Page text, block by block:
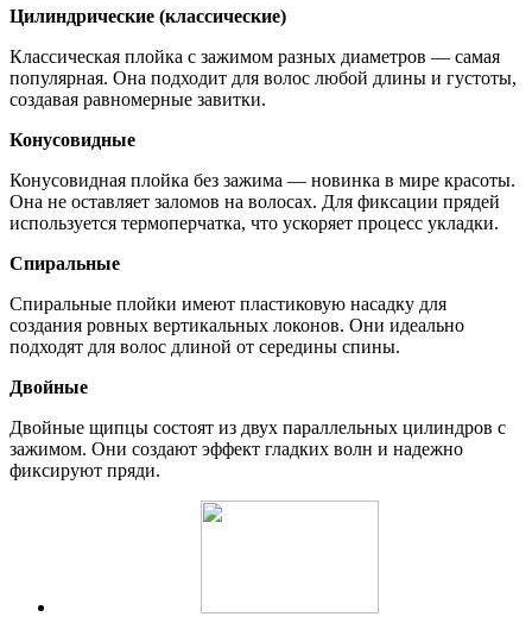
Цилиндрические (классические)
Классическая плойка с зажимом разных диаметров — самая
популярная. Она подходит для волос любой длины и густоты,
создавая равномерные завитки.
Конусовидные
Конусовидная плойка без зажима — новинка в мире красоты.
Она не оставляет заломов на волосах. Для фиксации прядей
используется термоперчатка, что ускоряет процесс укладки.
Спиральные
Спиральные плойки имеют пластиковую насадку для
создания ровных вертикальных локонов. Они идеально
подходят для волос длиной от середины спины.
Двойные
Двойные щипцы состоят из двух параллельных цилиндров с
зажимом. Они создают эффект гладких волн и надежно
фиксируют пряди.